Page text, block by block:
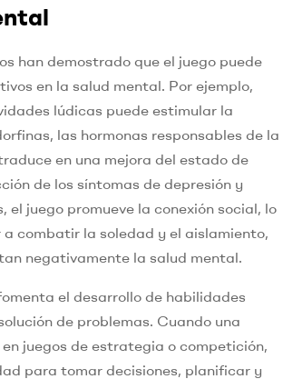
han demostrado que el juego puede
en la salud mental. Por ejemplo,
lúdicas puede estimular la
las hormonas responsables de la
en una mejora del estado de
de los síntomas de depresión y
el juego promueve la conexión social, lo
combatir la soledad y el aislamiento,
negativamente la salud mental.
el desarrollo de habilidades
de problemas. Cuando una
juegos de estrategia o competición,
para tomar decisiones, planificar y